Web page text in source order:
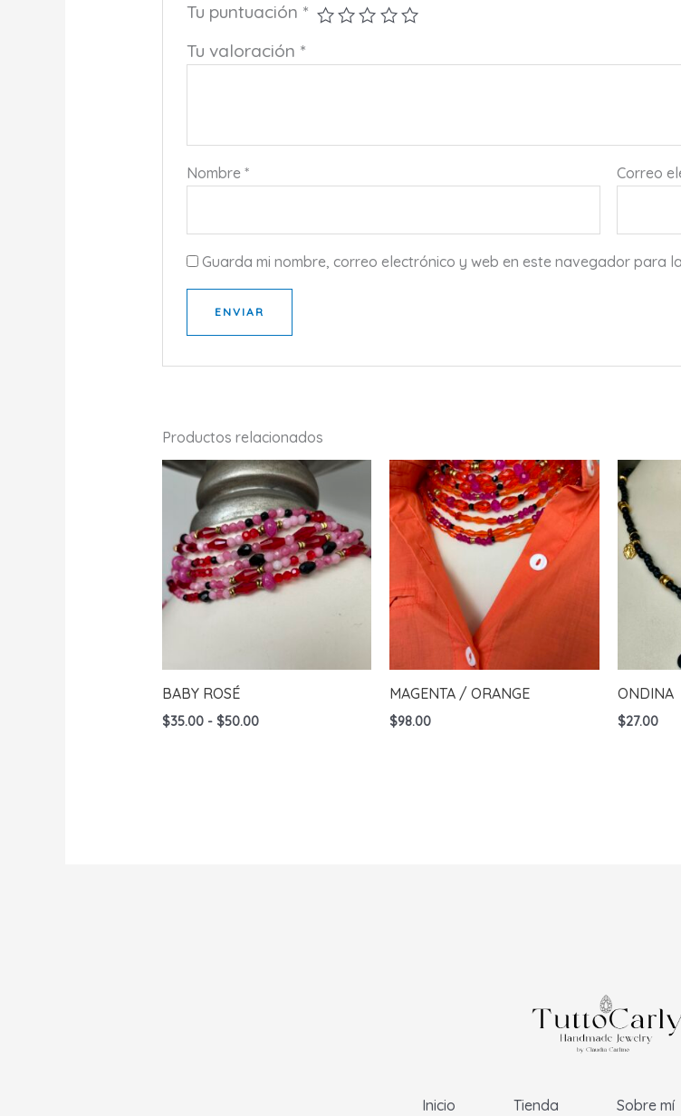
Tu puntuación *
Tu valoración *
Nombre* Correo
Guarda mi nombre, correo electrónico y web en este navegador para
Productos relacionados
BABY ROSÉ
$35.00 - $50.00Rango
MAGENTA / ORANGE
$98.00
ONDINA
$27.00
Inicio Tienda Sobre mí